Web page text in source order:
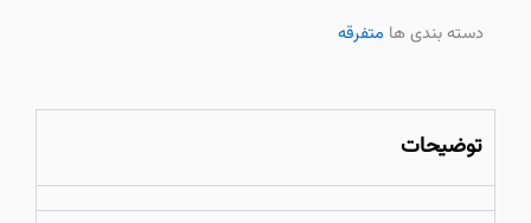
دسته بندی ها متفرقه
توضیحات